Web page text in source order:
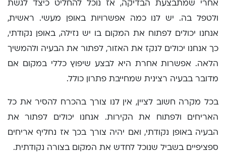
אחרי שמתבצעת הבדיקה, אז נוכל להחליט כיצד לגשת
ולטפל בה. יש לנו כמה אפשרויות באופן מעשי. ראשית,
אנחנו יכולים לפתוח את המקום בו יש נזילה, באופן נקודתי,
כך אנחנו יכולים לנקז את האזור, לפתור את הבעיה ולהמשיך
הלאה. אפשרות אחרת היא לבצע שיפוץ כללי במקום אם
מדובר בבעיה רצינית שמחייבת פתרון כולל.
בכל מקרה חשוב לציין, אין לנו צורך בהכרח להסיר את כל
האריחים ולפתוח את הקירות. אנחנו יכולים לפתור את
הבעיה באופן נקודתי, ואם יהיה צורך בכך אז נחליף אריחים
ספציפיים בשביל שנוכל לחדש את המקום בצורה נקודתית.